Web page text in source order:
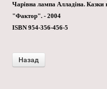
Чарівна лампа Алладіна. Казки
"Фактор". - 2004
ISBN 954-356-456-5